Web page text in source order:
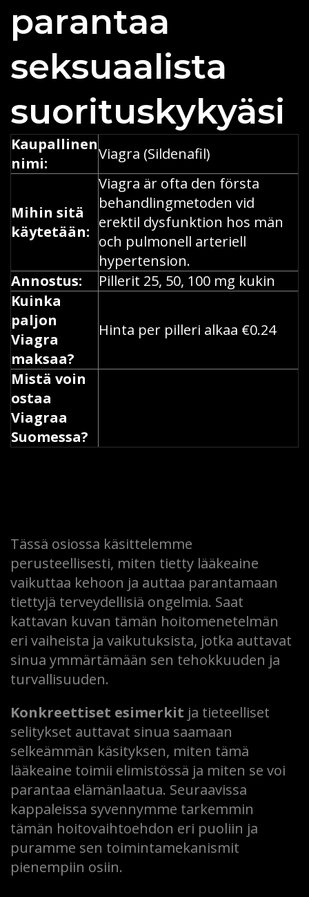
parantaa
seksuaalista
suorituskykyäsi
Kaupallinen
nimi:
Viagra (Sildenafil)
Mihin sitä
käytetään:
Viagra är ofta den första
behandlingmetoden vid
erektil dysfunktion hos män
och pulmonell arteriell
hypertension.
Annostus:
Pillerit 25, 50, 100 mg kukin
Kuinka
paljon
Viagra
maksaa?
Hinta per pilleri alkaa €0.24
Mistä voin
ostaa
Viagraa
Suomessa?
Tässä osiossa käsittelemme
perusteellisesti, miten tietty lääkeaine
vaikuttaa kehoon ja auttaa parantamaan
tiettyjä terveydellisiä ongelmia. Saat
kattavan kuvan tämän hoitomenetelmän
eri vaiheista ja vaikutuksista, jotka auttavat
sinua ymmärtämään sen tehokkuuden ja
turvallisuuden.
Konkreettiset esimerkit ja tieteelliset
selitykset auttavat sinua saamaan
selkeämmän käsityksen, miten tämä
lääkeaine toimii elimistössä ja miten se voi
parantaa elämänlaatua. Seuraavissa
kappaleissa syvennymme tarkemmin
tämän hoitovaihtoehdon eri puoliin ja
puramme sen toimintamekanismit
pienempiin osiin.